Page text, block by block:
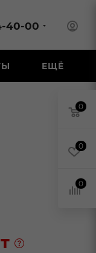
40-00
ЕЩЁ
0
0
0